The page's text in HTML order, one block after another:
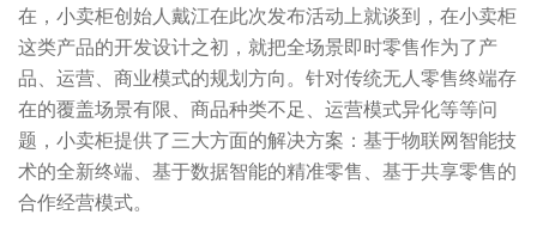
在，小卖柜创始人戴江在此次发布活动上就谈到，在小卖柜
这类产品的开发设计之初，就把全场景即时零售作为了产
品、运营、商业模式的规划方向。针对传统无人零售终端存
在的覆盖场景有限、商品种类不足、运营模式异化等等问
题，小卖柜提供了三大方面的解决方案：基于物联网智能技
术的全新终端、基于数据智能的精准零售、基于共享零售的
合作经营模式。